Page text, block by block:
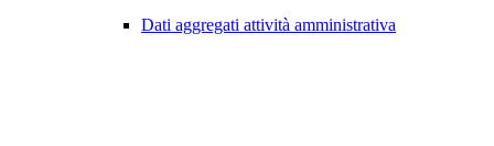
Dati aggregati attività amministrativa